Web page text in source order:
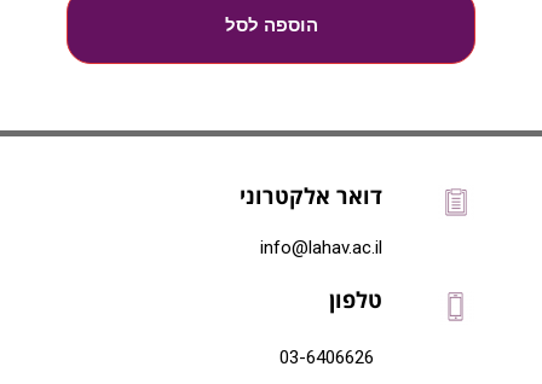
הוספה לסל
דואר אלקטרוני
info@lahav.ac.il
טלפון
03-6406626